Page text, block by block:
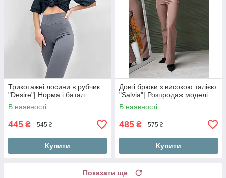
Трикотажні лосини в рубчик
"Desire"| Норма і батал
В наявності
445 ₴ 545 ₴
Купити
Довгі брюки з високою талією
"Salvia"| Розпродаж моделі
В наявності
485 ₴ 575 ₴
Купити
Показати ще